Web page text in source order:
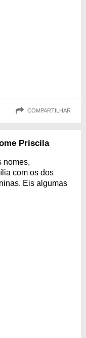
COMPARTILHAR
Priscila
nomes,
com os dos
Eis algumas